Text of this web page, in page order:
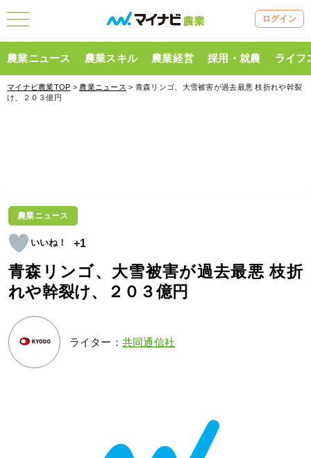
ログイン
農業ニュース 農業スキル 農業経営 採用・就農 ライフ
マイナビ農業TOP > 農業ニュース > 青森リンゴ、大雪被害が過去最悪 枝折れや幹裂
け、２０３億円
農業ニュース
+1
青森リンゴ、大雪被害が過去最悪 枝折
れや幹裂け、２０３億円
ライター： 共同通信社